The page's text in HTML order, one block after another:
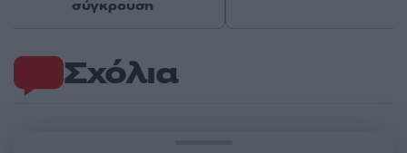
Σχόλια
σύγκρουση